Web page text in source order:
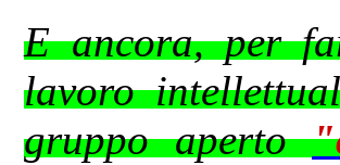
E ancora, per
lavoro
gruppo aperto